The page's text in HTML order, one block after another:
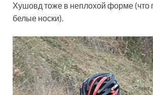
Хушовд тоже в неплохой форме (что
белые носки).